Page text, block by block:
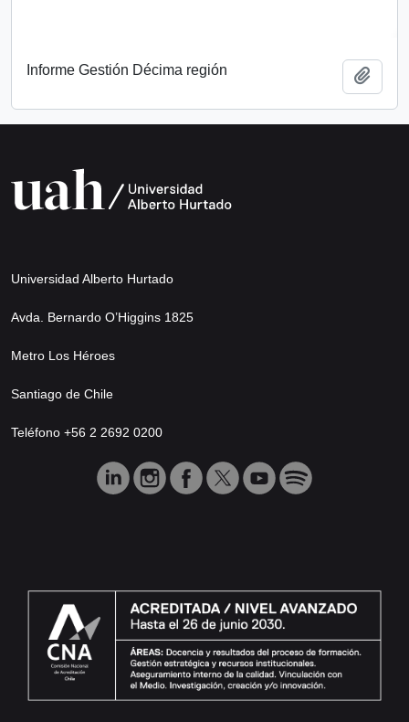
Informe Gestión Décima región
Universidad Alberto Hurtado
Avda. Bernardo O’Higgins 1825
Metro Los Héroes
Santiago de Chile
Teléfono +56 2 2692 0200